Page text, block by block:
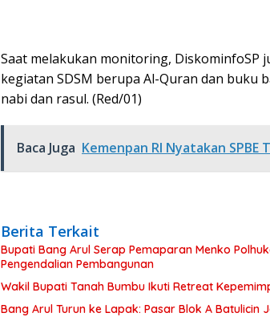
Saat melakukan monitoring,
kegiatan SDSM berupa Al-Quran dan buku
nabi dan rasul. (Red/01)
Baca Juga Kemenpan RI Nyatakan SPBE
Berita Terkait
Bupati Bang Arul Serap Pemaparan Menko
Pengendalian Pembangunan
Wakil Bupati Tanah Bumbu Ikuti Retreat
Bang Arul Turun ke Lapak: Pasar Blok A Batulicin